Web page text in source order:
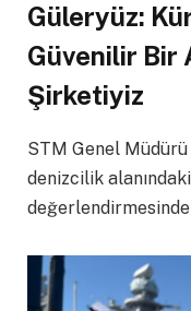
Güleryüz:
Güvenilir Bir
Şirketiyiz
STM Genel Müdürü
denizcilik
değerlendirmesinde